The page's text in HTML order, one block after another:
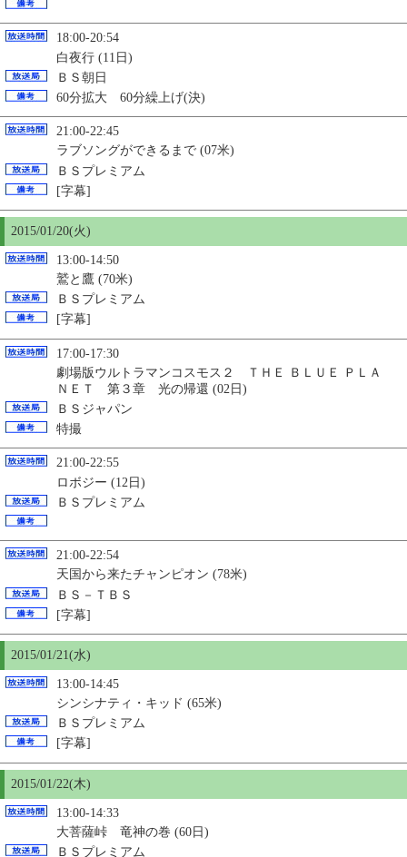
18:00-20:54
白夜行 (11日)
ＢＳ朝日
60分拡大 60分繰上げ(決)
21:00-22:45
ラブソングができるまで (07米)
ＢＳプレミアム
[字幕]
2015/01/20(火)
13:00-14:50
鷲と鷹 (70米)
ＢＳプレミアム
[字幕]
17:00-17:30
劇場版ウルトラマンコスモス２ ＴＨＥ ＢＬＵＥ ＰＬＡ
ＮＥＴ 第３章 光の帰還 (02日)
ＢＳジャパン
特撮
21:00-22:55
ロボジー (12日)
ＢＳプレミアム
21:00-22:54
天国から来たチャンピオン (78米)
ＢＳ－ＴＢＳ
[字幕]
2015/01/21(水)
13:00-14:45
シンシナティ・キッド (65米)
ＢＳプレミアム
[字幕]
2015/01/22(木)
13:00-14:33
大菩薩峠 竜神の巻 (60日)
ＢＳプレミアム